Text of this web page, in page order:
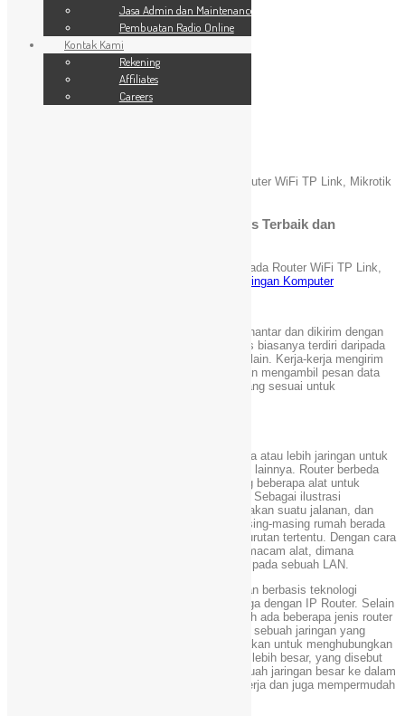
SSL Website
Jasa Admin dan Maintenance
Pembuatan Radio Online
Kontak Kami24 Jam
Rekening
Affiliates
Careers
Router WiFi TP Link, Mikrotik
Router WiFi TP Link, Mikrotik & Linksys Terbaik dan
pada Router WiFi TP Link,
Jaringan Komputer
Di dalam sesebuah rangkaian, data perlulah dihantar dan dikirim dengan
tepat dan betul. Rangkaian komputer kompleks biasanya terdiri daripada
koleksi LAN yang dijalinkan antara satu sama lain. Kerja-kerja mengirim
ini dilaksanakan oleh router di mana router akan mengambil pesan data
dari LAN dan menukarkannya kepada paket yang sesuai untuk
berfungsi sebagai penghubung antar dua atau lebih jaringan untuk
meneruskan data dari satu jaringan ke jaringan lainnya. Router berbeda
dengan switch. Switch merupakan penghubung beberapa alat untuk
(LAN). Sebagai ilustrasi
perbedaan fungsi dari router dan switch merupakan suatu jalanan, dan
router merupakan penghubung antar jalan. Masing-masing rumah berada
pada jalan yang memiliki alamat dalam suatu urutan tertentu. Dengan cara
yang sama, switch menghubungkan berbagai macam alat, dimana
masing-masing alat memiliki alamat IP sendiri pada sebuah LAN.
Router sangat banyak digunakan dalam jaringan berbasis teknologi
protokol TCP/IP, dan router jenis itu disebut juga dengan IP Router. Selain
IP Router, ada lagi AppleTalk Router, dan masih ada beberapa jenis router
lainnya. Internet merupakan contoh utama dari sebuah jaringan yang
memiliki banyak router IP. Router dapat digunakan untuk menghubungkan
banyak jaringan kecil ke sebuah jaringan yang lebih besar, yang disebut
dengan internetwork, atau untuk membagi sebuah jaringan besar ke dalam
beberapa subnetwork untuk meningkatkan kinerja dan juga mempermudah
Jasa Admin dan Maintenance
Pembuatan Radio Online
Kontak Kami
Rekening
Affiliates
Careers